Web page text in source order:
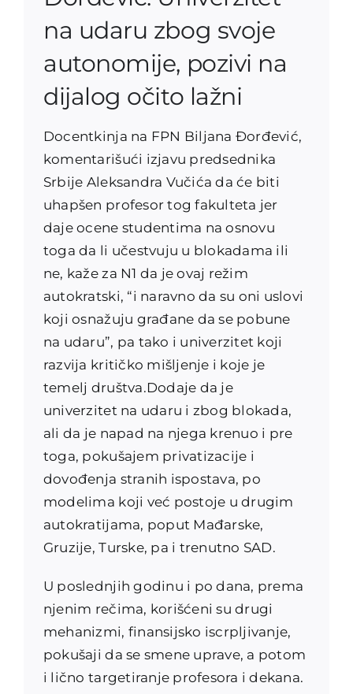
na udaru zbog svoje
autonomije, pozivi na
dijalog očito lažni
Docentkinja na FPN Biljana Đorđević,
komentarišući izjavu predsednika
Srbije Aleksandra Vučića da će biti
uhapšen profesor tog fakulteta jer
daje ocene studentima na osnovu
toga da li učestvuju u blokadama ili
ne, kaže za N1 da je ovaj režim
autokratski, “i naravno da su oni uslovi
koji osnažuju građane da se pobune
na udaru”, pa tako i univerzitet koji
razvija kritičko mišljenje i koje je
temelj društva.Dodaje da je
univerzitet na udaru i zbog blokada,
ali da je napad na njega krenuo i pre
toga, pokušajem privatizacije i
dovođenja stranih ispostava, po
modelima koji već postoje u drugim
autokratijama, poput Mađarske,
Gruzije, Turske, pa i trenutno SAD.
U poslednjih godinu i po dana, prema
njenim rečima, korišćeni su drugi
mehanizmi, finansijsko iscrpljivanje,
pokušaji da se smene uprave, a potom
i lično targetiranje profesora i dekana.